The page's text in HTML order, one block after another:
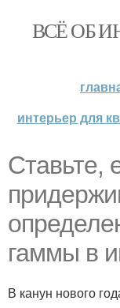
ВСЁ ОБ
интерьер для
Ставьте,
гаммы в
В канун нового